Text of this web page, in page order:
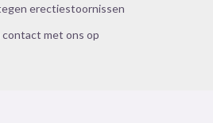
erectiestoornissen
contact met ons op